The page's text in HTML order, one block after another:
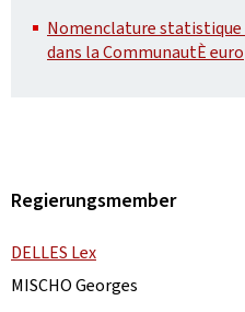
Nomenclature statistique
dans la CommunautÈ
Regierungsmember
DELLES Lex
MISCHO Georges